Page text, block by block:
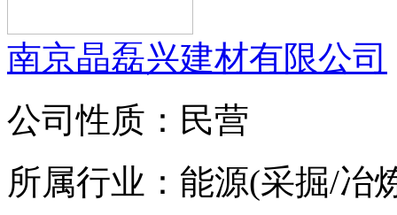
南京晶磊兴建材有限公司
公司性质：民营
所属行业：能源(采掘/冶